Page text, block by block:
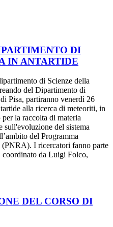
DI
IN ANTARTIDE
di Scienze della
del Dipartimento di
Pisa, partiranno venerdì 26
alla ricerca di meteoriti, in
la raccolta di materia
sull'evoluzione del sistema
del Programma
I ricercatori fanno parte
da Luigi Folco,
DEL CORSO DI